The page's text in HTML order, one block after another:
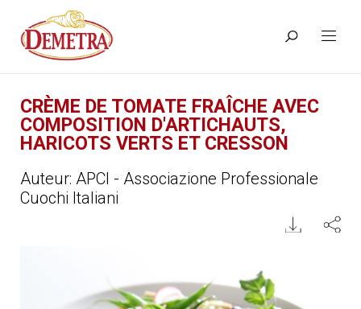
CRÈME DE TOMATE FRAÎCHE AVEC
COMPOSITION D'ARTICHAUTS,
HARICOTS VERTS ET CRESSON
Auteur: APCI - Associazione Professionale
Cuochi Italiani